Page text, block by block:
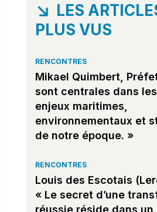
LES
PLUS VUS
RENCONTRES
Mikael Quimbert,
sont centrales dans
enjeux maritimes,
environnementaux et
de notre époque. »
RENCONTRES
Louis des Escotais
« Le secret d’une
réussie réside dans un